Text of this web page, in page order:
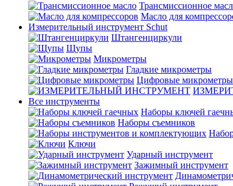
Трансмиссионное
Масло для
Измерительный инструмент Schut
Штангенциркули
Щупы
Микрометры
Гладкие микрометры
Цифровые микрометры
Все инструменты
Наборы ключей
Наборы съемников
Ключи
Ударный инструмент
Зажимный инструмент